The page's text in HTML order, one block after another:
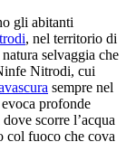
gli abitanti
, nel territorio di
selvaggia che
Nitrodi, cui
sempre nel
profonde
scorre l’acqua
col fuoco che cova